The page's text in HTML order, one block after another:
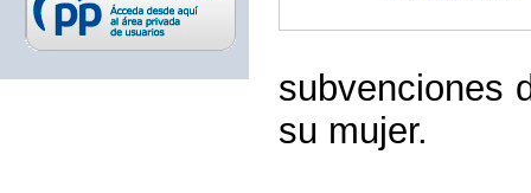
subvenciones
su mujer.